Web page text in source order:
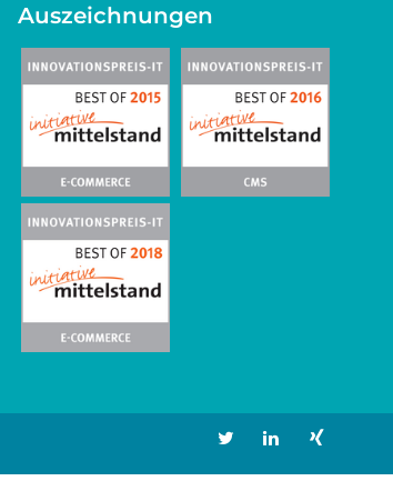
Auszeichnungen